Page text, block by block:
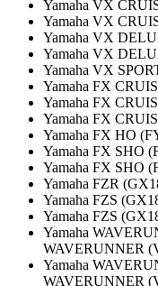
Yamaha VX
Yamaha VX
Yamaha VX
Yamaha VX
Yamaha VX
Yamaha FX
Yamaha FX
Yamaha FX
Yamaha FX HO
Yamaha FX SHO
Yamaha FX SHO
Yamaha FZR
Yamaha FZS
Yamaha FZS
Yamaha
WAVERUNNER
Yamaha
WAVERUNNER